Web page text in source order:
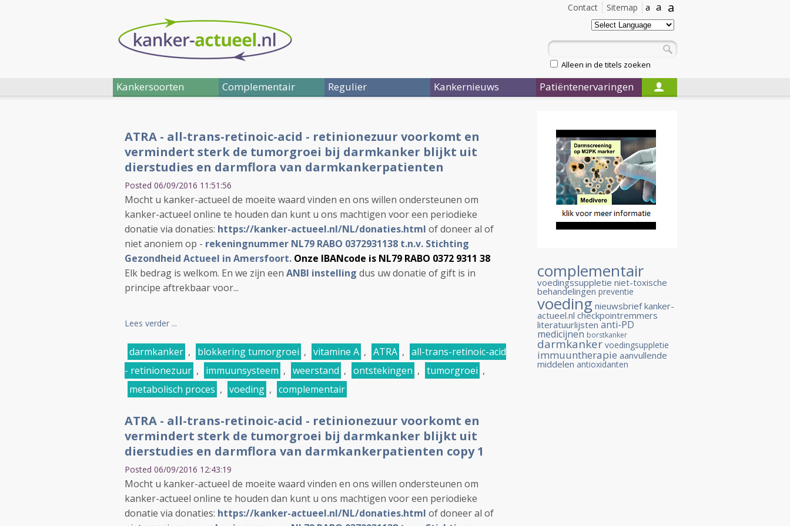
a
a
a
Sitemap
Contact
Alleen in de titels zoeken
Kankersoorten Complementair Regulier Kankernieuws Patiëntenervaringen
ATRA - all-trans-retinoic-acid - retinionezuur voorkomt en
vermindert sterk de tumorgroei bij darmkanker blijkt uit
dierstudies en darmflora van darmkankerpatienten
Posted 06/09/2016 11:51:56
Mocht u kanker-actueel de moeite waard vinden en ons willen ondersteunen om
kanker-actueel online te houden dan kunt u ons machtigen voor een periodieke
donatie via donaties: https://kanker-actueel.nl/NL/donaties.html of doneer al of
niet anoniem op - rekeningnummer NL79 RABO 0372931138 t.n.v. Stichting
Gezondheid Actueel in Amersfoort. Onze IBANcode is NL79 RABO 0372 9311 38
Elk bedrag is welkom. En we zijn een ANBI instelling dus uw donatie of gift is in
principe aftrekbaar voor...
Lees verder ...
darmkanker , blokkering tumorgroei , vitamine A , ATRA , all-trans-retinoic-acid
- retinionezuur , immuunsysteem , weerstand , ontstekingen , tumorgroei ,
metabolisch proces , voeding , complementair
ATRA - all-trans-retinoic-acid - retinionezuur voorkomt en
vermindert sterk de tumorgroei bij darmkanker blijkt uit
dierstudies en darmflora van darmkankerpatienten copy 1
Posted 06/09/2016 12:43:19
Mocht u kanker-actueel de moeite waard vinden en ons willen ondersteunen om
kanker-actueel online te houden dan kunt u ons machtigen voor een periodieke
donatie via donaties: https://kanker-actueel.nl/NL/donaties.html of doneer al of
complementair
voedingssuppletie niet-toxische
behandelingen preventie
voeding nieuwsbrief kanker-
actueel.nl checkpointremmers
literatuurlijsten anti-PD
medicijnen borstkanker
darmkanker voedingsuppletie
immuuntherapie aanvullende
middelen antioxidanten